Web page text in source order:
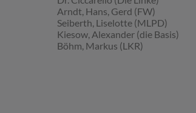
Arndt, Hans, Gerd (FW)
Seiberth, Liselotte (MLPD)
Kiesow, Alexander (die Basis)
Böhm, Markus (LKR)